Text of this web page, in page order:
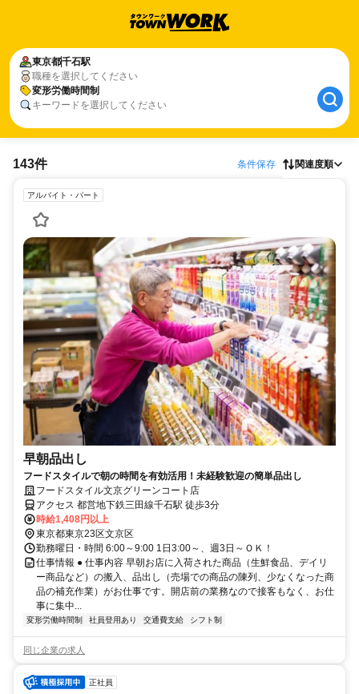
東京都千石駅
職種を選択してください
変形労働時間制
キーワードを選択してください
143件 条件保存 関連度順
アルバイト・パート
早朝品出し
フードスタイルで朝の時間を有効活用！未経験歓迎の簡単品出し
フードスタイル文京グリーンコート店
アクセス 都営地下鉄三田線千石駅 徒歩3分
時給1,408円以上
東京都東京23区文京区
勤務曜日・時間 6:00～9:00 1日3:00～、週3日～ＯＫ！
仕事情報 ● 仕事内容 早朝お店に入荷された商品（生鮮食品、デイリ
ー商品など）の搬入、品出し（売場での商品の陳列、少なくなった商
品の補充作業）がお仕事です。開店前の業務なので接客もなく、お仕
事に集中...
変形労働時間制 社員登用あり 交通費支給 シフト制
同じ企業の求人
正社員